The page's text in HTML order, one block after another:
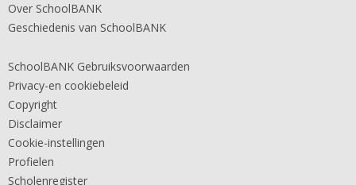
Over SchoolBANK
Geschiedenis van SchoolBANK
SchoolBANK Gebruiksvoorwaarden
Privacy-en cookiebeleid
Copyright
Disclaimer
Cookie-instellingen
Profielen
Scholenregister